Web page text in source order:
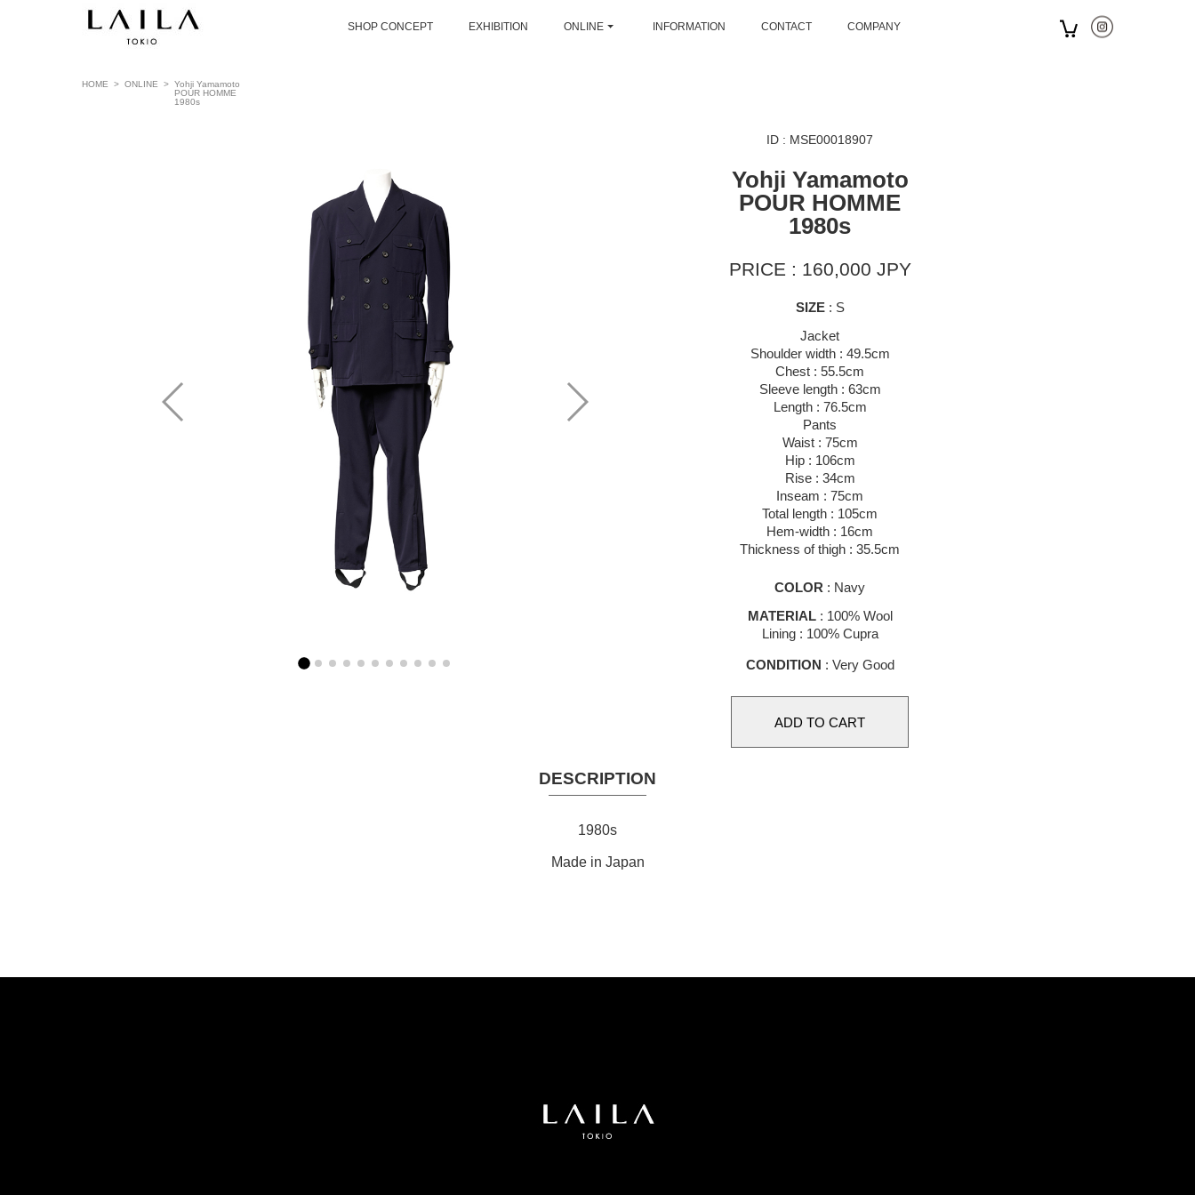
SHOP CONCEPT EXHIBITION ONLINE INFORMATION CONTACT COMPANY
HOME > ONLINE > Yohji Yamamoto
POUR HOMME
1980s
ID : MSE00018907
Yohji Yamamoto
POUR HOMME
1980s
PRICE : 160,000 JPY
SIZE: S
Jacket
Shoulder width : 49.5cm
Chest : 55.5cm
Sleeve length : 63cm
Length : 76.5cm
Pants
Waist : 75cm
Hip : 106cm
Rise : 34cm
Inseam : 75cm
Total length : 105cm
Hem-width : 16cm
Thickness of thigh : 35.5cm
COLOR : Navy
MATERIAL: 100% Wool
Lining : 100% Cupra
CONDITION : Very Good
DESCRIPTION
1980s
Made in Japan